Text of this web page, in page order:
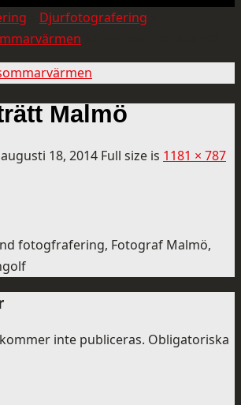
Djurfotografering
Malmö
augusti 18, 2014 Full size is 1181 × 787
fotogfrafering, Fotograf Malmö,
inte publiceras. Obligatoriska